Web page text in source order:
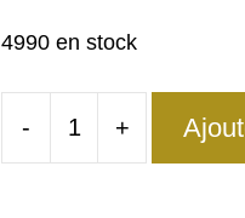
4990 en stock
-
quantité
+